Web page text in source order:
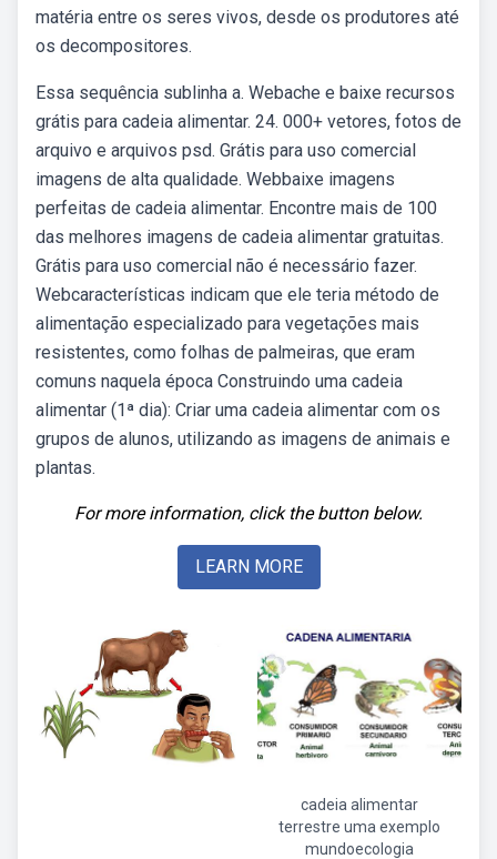
matéria entre os seres vivos, desde os produtores até
os decompositores.
Essa sequência sublinha a. Webache e baixe recursos
grátis para cadeia alimentar. 24. 000+ vetores, fotos de
arquivo e arquivos psd. Grátis para uso comercial
imagens de alta qualidade. Webbaixe imagens
perfeitas de cadeia alimentar. Encontre mais de 100
das melhores imagens de cadeia alimentar gratuitas.
Grátis para uso comercial não é necessário fazer.
Webcaracterísticas indicam que ele teria método de
alimentação especializado para vegetações mais
resistentes, como folhas de palmeiras, que eram
comuns naquela época Construindo uma cadeia
alimentar (1ª dia): Criar uma cadeia alimentar com os
grupos de alunos, utilizando as imagens de animais e
plantas.
For more information, click the button below.
LEARN MORE
cadeia alimentar
terrestre uma exemplo
mundoecologia